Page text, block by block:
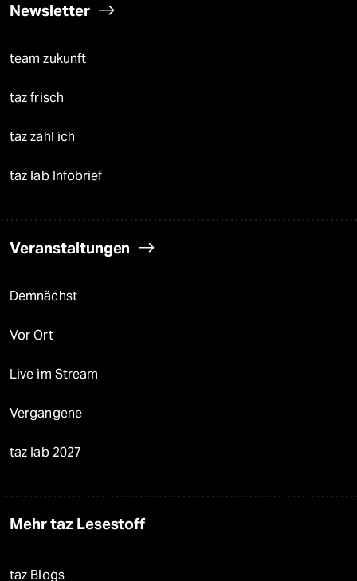
Newsletter
team zukunft
taz frisch
taz zahl ich
taz lab Infobrief
Veranstaltungen
Demnächst
Vor Ort
Live im Stream
Vergangene
taz lab 2027
Mehr taz Lesestoff
taz Blogs